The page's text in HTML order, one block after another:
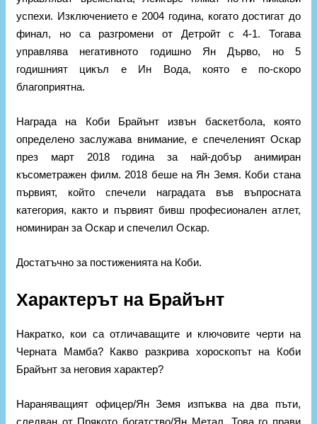
успехи. Изключението е 2004 година, когато достигат до
финал, но са разгромени от Детройт с 4-1. Тогава
управлява негативното годишно Ян Дърво, но 5
годишният цикъл е Ин Вода, която е по-скоро
благоприятна.
Награда на Коби Брайънт извън баскетбола, която
определено заслужава внимание, е спечеленият Оскар
през март 2018 година за най-добър анимиран
късометражен филм. 2018 беше на Ян Земя. Коби стана
първият, който спечели наградата във въпросната
категория, както и първият бивш професионален атлет,
номиниран за Оскар и спечелил Оскар.
Достатъчно за постиженията на Коби.
Характерът на Брайънт
Накратко, кои са отличаващите и ключовите черти на
Черната Мамба? Какво разкрива хороскопът на Коби
Брайънт за неговия характер?
Нараняващият офицер/Ян Земя изпъква на два пъти,
следван от Прякото богатство/Ян Метал. Това го прави